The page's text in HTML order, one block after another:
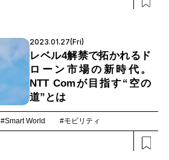
2023.01.27(Fri)
レベル4解禁で拓かれるド
ローン市場の新時代。
NTT Comが目指す“空の
道”とは
#Smart World #モビリティ